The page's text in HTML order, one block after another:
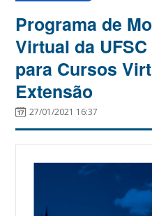
Programa de
Virtual da
para Cursos
Extensão
27/01/2021 16:37